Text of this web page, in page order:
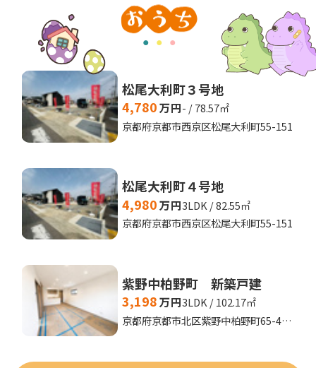
松尾大利町３号地
4,780万円- / 78.57㎡
京都府京都市西京区松尾大利町55-151
松尾大利町４号地
4,980万円3LDK / 82.55㎡
京都府京都市西京区松尾大利町55-151
紫野中柏野町 新築戸建
3,198万円3LDK / 102.17㎡
京都府京都市北区紫野中柏野町65-4,65-38